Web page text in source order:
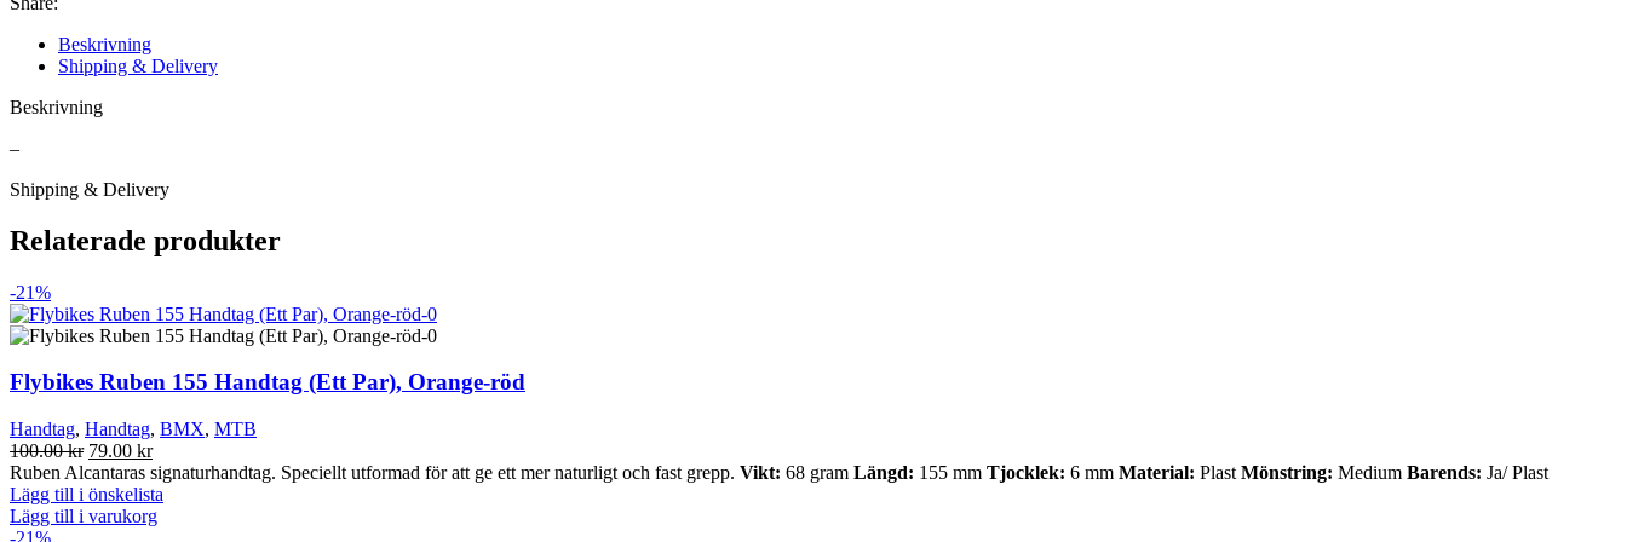
Beskrivning
Shipping & Delivery
Beskrivning
–
Shipping & Delivery
Relaterade produkter
-21%
Flybikes Ruben 155 Handtag (Ett Par), Orange-röd
Handtag, Handtag, BMX, MTB
100.00kr Det
ursprungliga
priset
var:
79.00 krDet
nuvarande
priset
är:
Ruben Alcantaras signaturhandtag. Speciellt utformad för att ge ett mer naturligt och fast grepp. Vikt: 68 gram Längd: 155 mm Tjocklek: 6 mm Material: Plast Mönstring: Medium Barends: Ja/ Plast
Lägg till i önskelista
Lägg till i varukorg